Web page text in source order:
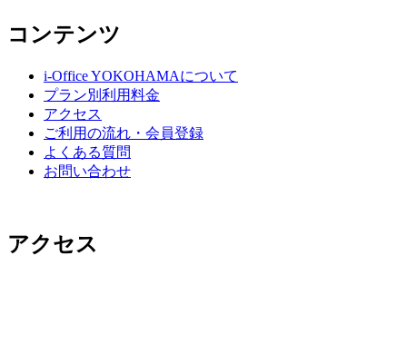
コンテンツ
i-Office YOKOHAMAについて
プラン別利用料金
アクセス
ご利用の流れ・会員登録
よくある質問
お問い合わせ
アクセス